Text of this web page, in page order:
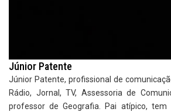
Júnior Patente
Júnior Patente, profissional de
Rádio, Jornal, TV, Assessoria de
professor de Geografia. Pai atípico,